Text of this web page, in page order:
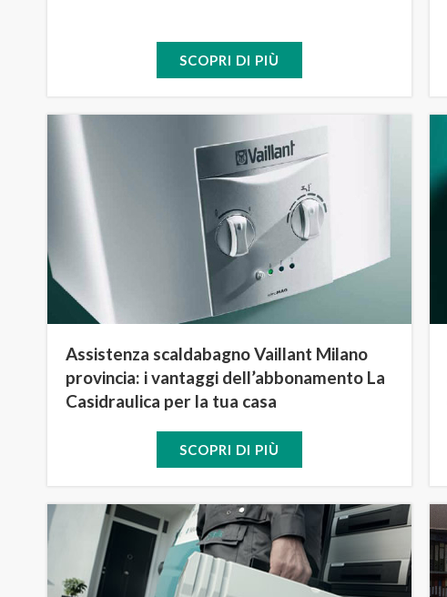
SCOPRI DI PIÙ
Assistenza scaldabagno Vaillant Milano
provincia: i vantaggi dell’abbonamento La
Casidraulica per la tua casa
SCOPRI DI PIÙ